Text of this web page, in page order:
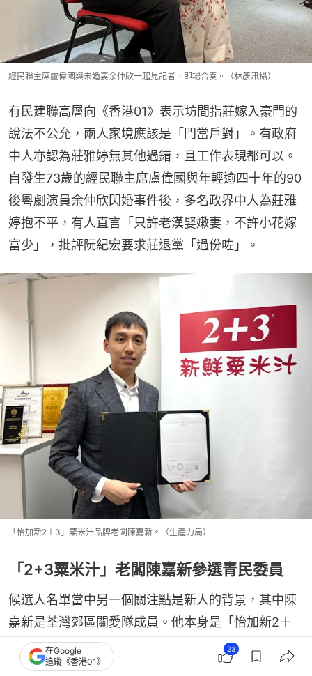
經民聯主席盧偉國與未婚妻余仲欣一起見記者，即場合奏。（林彥汛攝）
有民建聯高層向《香港01》表示坊間指莊嫁入豪門的
說法不公允，兩人家境應該是「門當戶對」。有政府
中人亦認為莊雅婷無其他過錯，且工作表現都可以。
自發生73歲的經民聯主席盧偉國與年輕逾四十年的90
後粵劇演員余仲欣閃婚事件後，多名政界中人為莊雅
婷抱不平，有人直言「只許老漢娶嫩妻，不許小花嫁
富少」，批評阮紀宏要求莊退黨「過份咗」。
「怡加新2＋3」粟米汁品牌老闆陳嘉新。（生產力局）
「2+3粟米汁」老闆陳嘉新參選青民委員
候選人名單當中另一個關注點是新人的背景，其中陳
嘉新是荃灣郊區關愛隊成員。他本身是「怡加新2＋
3」粟米汁品牌第二代老闆，早前以香港市民身份接
受文匯報訪問，斥黎智英為首的蘋果日報集團誤導年
在Google
追蹤《香港01》
23